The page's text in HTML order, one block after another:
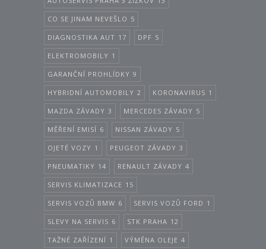
CO SE JINAM NEVEŠLO 5
DIAGNOSTIKA AUT 17 DPF 5
ELEKTROMOBILY 1
GARANČNÍ PROHLÍDKY 9
HYBRIDNÍ AUTOMOBILY 2 KORONAVIRUS 1
MAZDA ZÁVADY 3 MERCEDES ZÁVADY 5
MĚŘENÍ EMISÍ 6 NISSAN ZÁVADY 5
OJETÉ VOZY 1 PEUGEOT ZÁVADY 3
PNEUMATIKY 14 RENAULT ZÁVADY 4
SERVIS KLIMATIZACE 15
SERVIS VOZŮ BMW 6 SERVIS VOZŮ FORD 1
SLEVY NA SERVIS 6 STK PRAHA 12
TAŽNÉ ZAŘÍZENÍ 1 VÝMĚNA OLEJE 4